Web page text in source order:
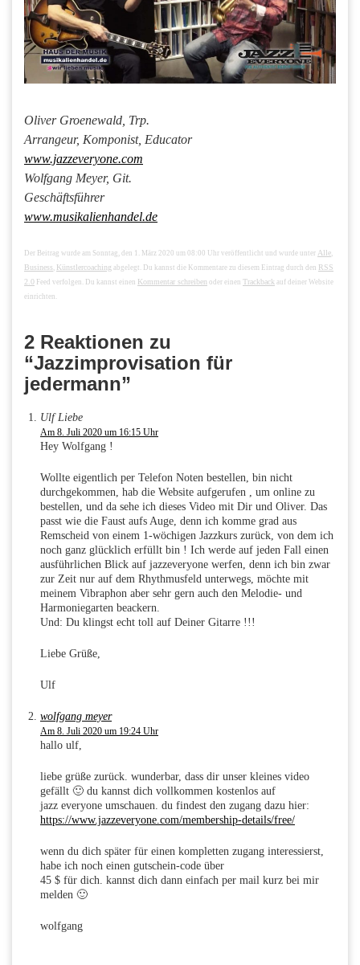
Oliver Groenewald, Trp.
Arrangeur, Komponist, Educator
www.jazzeveryone.com
Wolfgang Meyer, Git.
Geschäftsführer
www.musikalienhandel.de
Der Beitrag wurde am Sonntag, den 1. März 2020 um 08:00 Uhr veröffentlicht und wurde unter Alle,
Business, Künstlercoaching abgelegt. Du kannst die Kommentare zu diesem Eintrag durch den RSS
2.0 Feed verfolgen. Du kannst einen Kommentar schreiben oder einen Trackback auf deiner Website
einrichten.
2 Reaktionen zu
“Jazzimprovisation für
jedermann”
Ulf Liebe
Am 8. Juli 2020 um 16:15 Uhr
Hey Wolfgang !
Wollte eigentlich per Telefon Noten bestellen, bin nicht
durchgekommen, hab die Website aufgerufen , um online zu
bestellen, und da sehe ich dieses Video mit Dir und Oliver. Das
passt wie die Faust aufs Auge, denn ich komme grad aus
Remscheid von einem 1-wöchigen Jazzkurs zurück, von dem ich
noch ganz glücklich erfüllt bin ! Ich werde auf jeden Fall einen
ausführlichen Blick auf jazzeveryone werfen, denn ich bin zwar
zur Zeit nur auf dem Rhythmusfeld unterwegs, möchte mit
meinem Vibraphon aber sehr gern auch den Melodie- und
Harmoniegarten beackern.
Und: Du klingst echt toll auf Deiner Gitarre !!!
Liebe Grüße,
Ulf
wolfgang meyer
Am 8. Juli 2020 um 19:24 Uhr
hallo ulf,
liebe grüße zurück. wunderbar, dass dir unser kleines video
gefällt 🙂 du kannst dich vollkommen kostenlos auf
jazz everyone umschauen. du findest den zugang dazu hier:
https://www.jazzeveryone.com/membership-details/free/
wenn du dich später für einen kompletten zugang interessierst,
habe ich noch einen gutschein-code über
45 $ für dich. kannst dich dann einfach per mail kurz bei mir
melden 🙂
wolfgang